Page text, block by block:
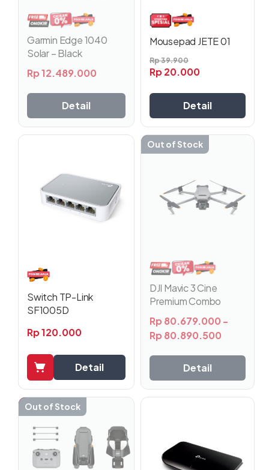
Garmin Edge 1040
Solar – Black
Rp12.489.000
Detail
Mousepad JETE 01
Rp39.900
Rp20.000
di
produk
Detail
Switch TP-Link
SF1005D
Rp120.000
Detail
Out of Stock
DJI Mavic 3 Cine
Premium Combo
Rp 80.679.000 -
Rp 80.890.500
Produk
beberapa
varian.
Pilihan
di
produk
Detail
-8%
Out of Stock
Produk
ini
memiliki
beberapa
varian.